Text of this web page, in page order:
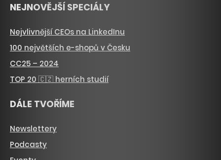
NEJNOVĚJŠÍ SPECIÁLY
Nejvlivnější CEOs na LinkedInu
100 největších e-shopů v Česku
CC25 – 2024
TOP 20 🇨🇿 herních studií
DÁLE TVOŘÍME
Newslettery
Podcasty